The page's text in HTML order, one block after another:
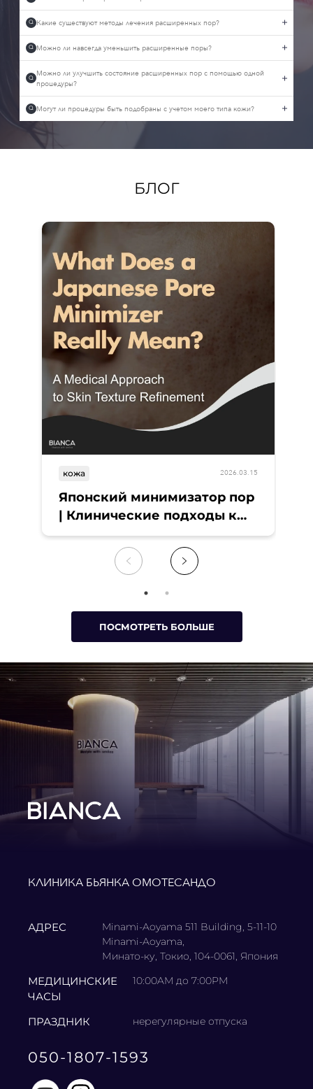
Q Какие существуют методы лечения расширенных пор?
Q Можно ли навсегда уменьшить расширенные поры?
Q Можно ли улучшить состояние расширенных пор с помощью одной
процедуры?
Q Могут ли процедуры быть подобраны с учетом моего типа кожи?
БЛОГ
кожа 2026.03.15
Японский минимизатор пор
| Клинические подходы к
очищению кожи
ПОСМОТРЕТЬ БОЛЬШЕ
КЛИНИКА БЬЯНКА ОМОТЕСАНДО
АДРЕС
Minami-Aoyama 511 Building, 5-11-10
Minami-Aoyama,
Минато-ку, Токио, 104-0061, Япония
МЕДИЦИНСКИЕ
ЧАСЫ
10:00AM до 7:00PM
ПРАЗДНИК нерегулярные отпуска
050-1807-1593